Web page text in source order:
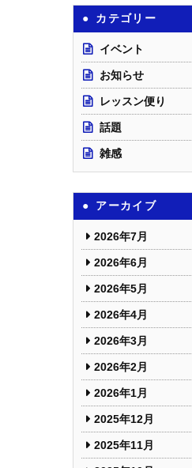
カテゴリー
イベント
お知らせ
レッスン便り
話題
雑感
アーカイブ
2026年7月
2026年6月
2026年5月
2026年4月
2026年3月
2026年2月
2026年1月
2025年12月
2025年11月